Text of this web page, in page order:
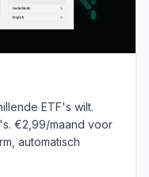
ETF's wilt.
€2,99/maand voor
automatisch